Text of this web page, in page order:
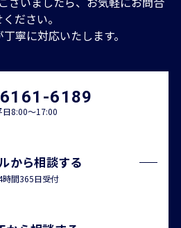
ださい。
寧に対応いたします。
6189
日8:00～17:00
から相談する
時間365日受付